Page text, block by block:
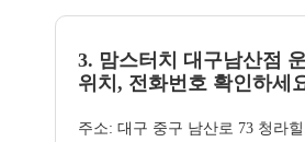
3. 맘스터치 대구남산점
위치, 전화번호 확인하세
주소: 대구 중구 남산로 73 청라